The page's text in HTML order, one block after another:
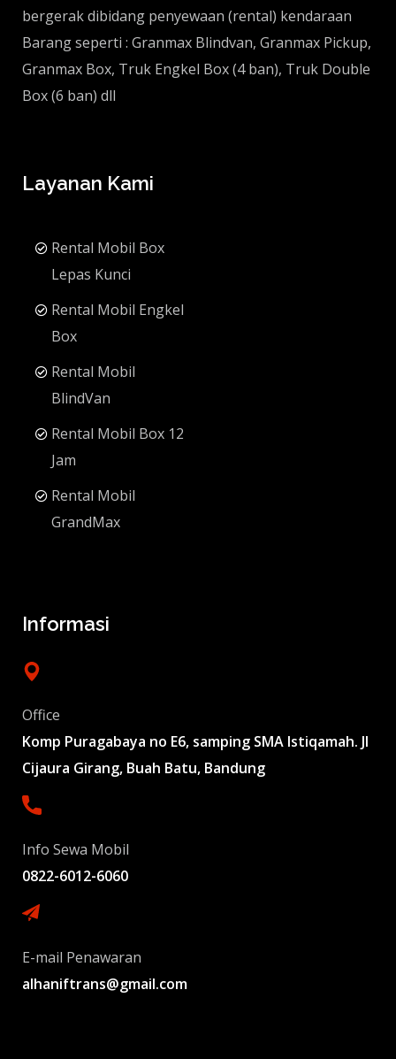
bergerak dibidang penyewaan (rental) kendaraan
Barang seperti : Granmax Blindvan, Granmax Pickup,
Granmax Box, Truk Engkel Box (4 ban), Truk Double
Box (6 ban) dll
Layanan Kami
Rental Mobil Box
Lepas Kunci
Rental Mobil Engkel
Box
Rental Mobil
BlindVan
Rental Mobil Box 12
Jam
Rental Mobil
GrandMax
Informasi
Office
Komp Puragabaya no E6, samping SMA Istiqamah. Jl
Cijaura Girang, Buah Batu, Bandung
Info Sewa Mobil
0822-6012-6060
E-mail Penawaran
alhaniftrans@gmail.com